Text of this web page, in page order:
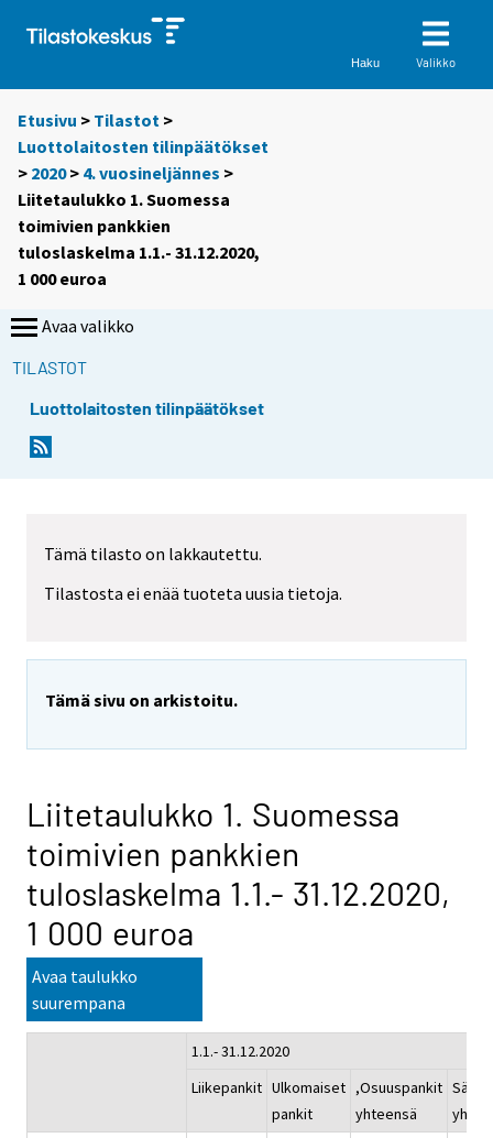
Haku Valikko
Etusivu > Tilastot >
Luottolaitosten tilinpäätökset
> 2020> 4. vuosineljännes >
Liitetaulukko 1. Suomessa
toimivien pankkien
tuloslaskelma 1.1.- 31.12.2020,
1 000 euroa
Avaa valikko
TILASTOT
Luottolaitosten tilinpäätökset
Tämä tilasto on lakkautettu.
Tilastosta ei enää tuoteta uusia tietoja.
Tämä sivu on arkistoitu.
Liitetaulukko 1. Suomessa
toimivien pankkien
tuloslaskelma 1.1.- 31.12.2020,
1 000 euroa
Avaa taulukko
suurempana
1.1.- 31.12.2020
Liikepankit Ulkomaiset
pankit
,Osuuspankit
yhteensä